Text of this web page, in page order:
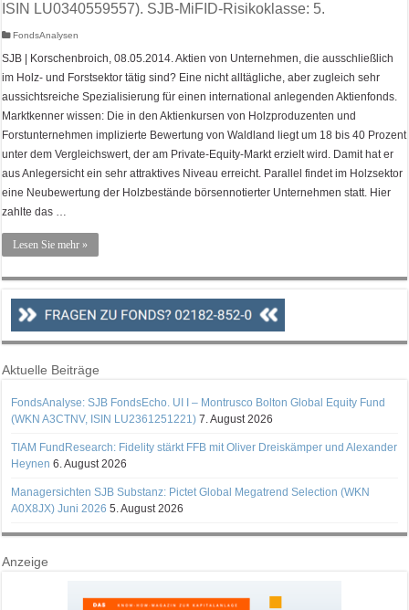
ISIN LU0340559557). SJB-MiFID-Risikoklasse: 5.
FondsAnalysen
SJB | Korschenbroich, 08.05.2014. Aktien von Unternehmen, die ausschließlich
im Holz- und Forstsektor tätig sind? Eine nicht alltägliche, aber zugleich sehr
aussichtsreiche Spezialisierung für einen international anlegenden Aktienfonds.
Marktkenner wissen: Die in den Aktienkursen von Holzproduzenten und
Forstunternehmen implizierte Bewertung von Waldland liegt um 18 bis 40 Prozent
unter dem Vergleichswert, der am Private-Equity-Markt erzielt wird. Damit hat er
aus Anlegersicht ein sehr attraktives Niveau erreicht. Parallel findet im Holzsektor
eine Neubewertung der Holzbestände börsennotierter Unternehmen statt. Hier
zahlte das …
Lesen Sie mehr »
Aktuelle Beiträge
FondsAnalyse: SJB FondsEcho. UI I – Montrusco Bolton Global Equity Fund
(WKN A3CTNV, ISIN LU2361251221) 7. August 2026
TIAM FundResearch: Fidelity stärkt FFB mit Oliver Dreiskämper und Alexander
Heynen 6. August 2026
Managersichten SJB Substanz: Pictet Global Megatrend Selection (WKN
A0X8JX) Juni 2026 5. August 2026
Anzeige